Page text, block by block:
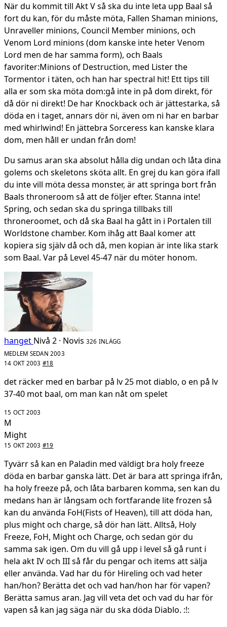
När du kommit till Akt V så ska du inte leta upp Baal så
fort du kan, för du måste möta, Fallen Shaman minions,
Unraveller minions, Council Member minions, och
Venom Lord minions (dom kanske inte heter Venom
Lord men de har samma form), och Baals
favoriter:Minions of Destruction, med Lister the
Tormentor i täten, och han har spectral hit! Ett tips till
alla er som ska möta dom:gå inte in på dom direkt, för
då dör ni direkt! De har Knockback och är jättestarka, så
döda en i taget, annars dör ni, även om ni har en barbar
med whirlwind! En jättebra Sorceress kan kanske klara
dom, men håll er undan från dom!
Du samus aran ska absolut hålla dig undan och låta dina
golems och skeletons sköta allt. En grej du kan göra ifall
du inte vill möta dessa monster, är att springa bort från
Baals throneroom så att de följer efter. Stanna inte!
Spring, och sedan ska du springa tillbaks till
throneroomet, och då ska Baal ha gått in i Portalen till
Worldstone chamber. Kom ihåg att Baal komer att
kopiera sig själv då och då, men kopian är inte lika stark
som Baal. Var på Level 45-47 när du möter honom.
hanget Nivå 2 · Novis 326 INLÄGG
MEDLEM SEDAN 2003
14 OKT 2003 #18
det räcker med en barbar på lv 25 mot diablo, o en på lv
37-40 mot baal, om man kan nåt om spelet
15 OCT 2003
M
Might
15 OKT 2003 #19
Tyvärr så kan en Paladin med väldigt bra holy freeze
döda en barbar ganska lätt. Det är bara att springa ifrån,
ha holy freeze på, och låta barbaren komma, sen kan du
medans han är långsam och fortfarande lite frozen så
kan du använda FoH(Fists of Heaven), till att döda han,
plus might och charge, så dör han lätt. Alltså, Holy
Freeze, FoH, Might och Charge, och sedan gör du
samma sak igen. Om du vill gå upp i level så gå runt i
hela akt IV och III så får du pengar och items att sälja
eller använda. Vad har du för Hireling och vad heter
han/hon? Berätta det och vad han/hon har för vapen?
Berätta samus aran. Jag vill veta det och vad du har för
vapen så kan jag säga när du ska döda Diablo. :!: